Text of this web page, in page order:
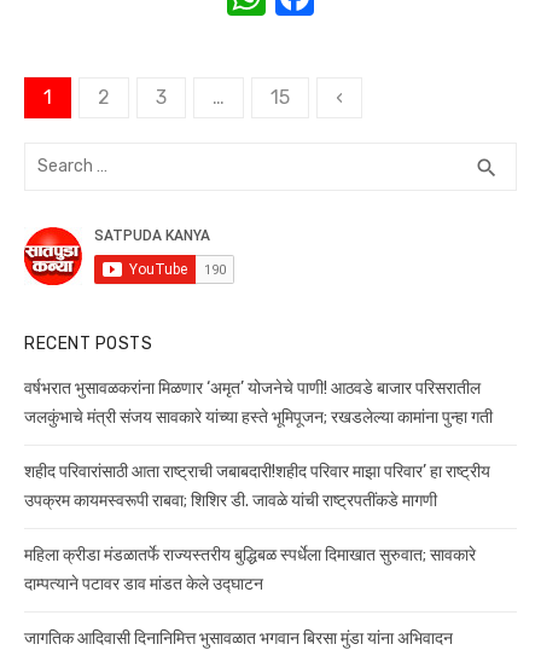
s
e
Posts
1 2 3 … 15 ‹
Search
search
RECENT POSTS
वर्षभरात भुसावळकरांना मिळणार ‘अमृत’ योजनेचे पाणी! आठवडे बाजार परिसरातील
जलकुंभाचे मंत्री संजय सावकारे यांच्या हस्ते भूमिपूजन; रखडलेल्या कामांना पुन्हा गती
शहीद परिवारांसाठी आता राष्ट्राची जबाबदारी!शहीद परिवार माझा परिवार’ हा राष्ट्रीय
उपक्रम कायमस्वरूपी राबवा; शिशिर डी. जावळे यांची राष्ट्रपतींकडे मागणी
महिला क्रीडा मंडळातर्फे राज्यस्तरीय बुद्धिबळ स्पर्धेला दिमाखात सुरुवात; सावकारे
दाम्पत्याने पटावर डाव मांडत केले उद्घाटन
जागतिक आदिवासी दिनानिमित्त भुसावळात भगवान बिरसा मुंडा यांना अभिवादन